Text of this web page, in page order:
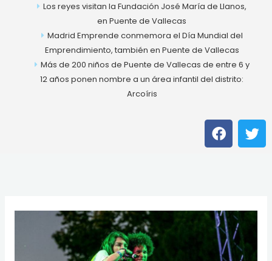
Los reyes visitan la Fundación José María de Llanos,
en Puente de Vallecas
Madrid Emprende conmemora el Día Mundial del
Emprendimiento, también en Puente de Vallecas
Más de 200 niños de Puente de Vallecas de entre 6 y
12 años ponen nombre a un área infantil del distrito:
Arcoíris
F
a
c
o
k
T
w
i
r